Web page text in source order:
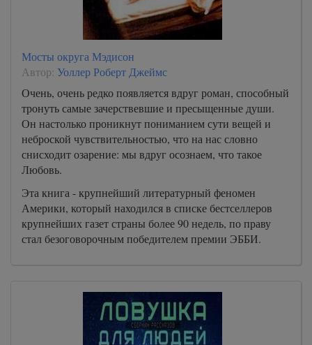
Мосты округа Мэдисон
Автор: Уоллер Роберт Джеймс
Очень, очень редко появляется вдруг роман, способный
тронуть самые зачерствевшие и пресыщенные души.
Он настолько проникнут пониманием сути вещей и
неброской чувствительностью, что на нас словно
снисходит озарение: мы вдруг осознаем, что такое
Любовь.
Эта книга - крупнейший литературный феномен
Америки, который находился в списке бестселлеров
крупнейших газет страны более 90 недель, по праву
стал безоговорочным победителем премии ЭББИ.